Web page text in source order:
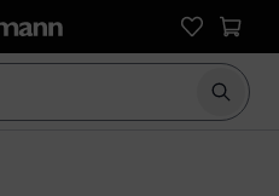
Suche